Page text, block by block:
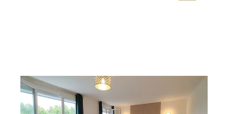
TARBES 65
66,69 m2, 3 pièces
Ref : 3969